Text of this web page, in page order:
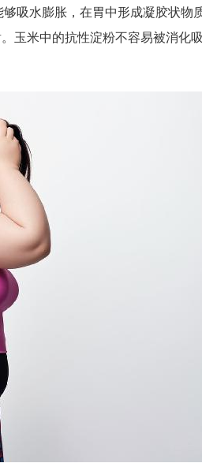
吸水膨胀，在胃中形成凝胶状物
玉米中的抗性淀粉不容易被消化